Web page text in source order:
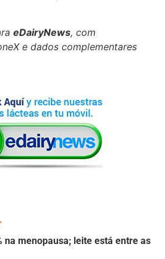
eDairyNews, com
e dados complementares
na menopausa; leite está entre as